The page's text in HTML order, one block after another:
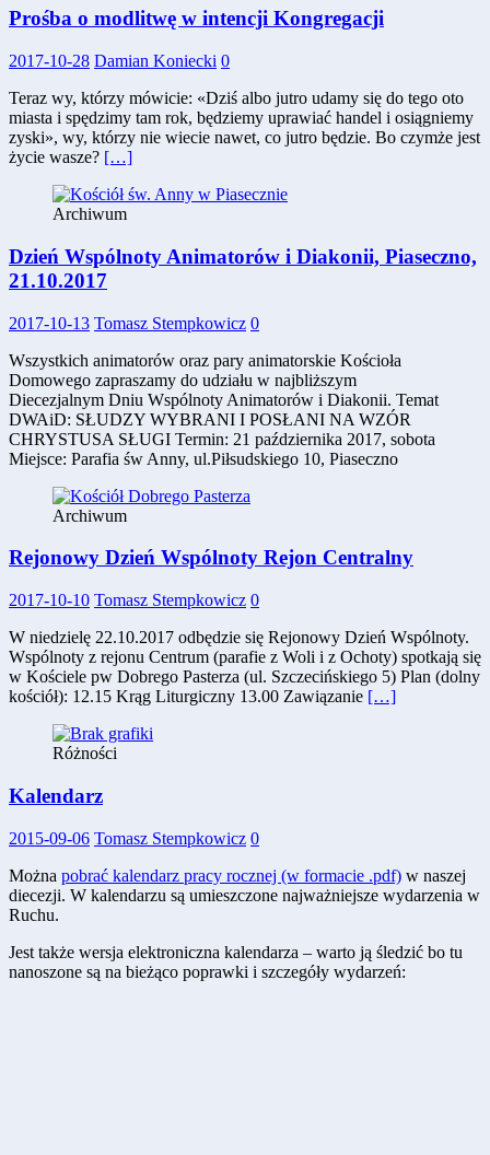
Prośba o modlitwę w intencji Kongregacji
2017-10-28 Damian Koniecki 0
Teraz wy, którzy mówicie: «Dziś albo jutro udamy się do tego oto
miasta i spędzimy tam rok, będziemy uprawiać handel i osiągniemy
zyski», wy, którzy nie wiecie nawet, co jutro będzie. Bo czymże jest
życie wasze? […]
Archiwum
Dzień Wspólnoty Animatorów i Diakonii, Piaseczno,
21.10.2017
2017-10-13 Tomasz Stempkowicz 0
Wszystkich animatorów oraz pary animatorskie Kościoła
Domowego zapraszamy do udziału w najbliższym
Diecezjalnym Dniu Wspólnoty Animatorów i Diakonii. Temat
DWAiD: SŁUDZY WYBRANI I POSŁANI NA WZÓR
CHRYSTUSA SŁUGI Termin: 21 października 2017, sobota
Miejsce: Parafia św Anny, ul.Piłsudskiego 10, Piaseczno
Archiwum
Rejonowy Dzień Wspólnoty Rejon Centralny
2017-10-10 Tomasz Stempkowicz 0
W niedzielę 22.10.2017 odbędzie się Rejonowy Dzień Wspólnoty.
Wspólnoty z rejonu Centrum (parafie z Woli i z Ochoty) spotkają się
w Kościele pw Dobrego Pasterza (ul. Szczecińskiego 5) Plan (dolny
kościół): 12.15 Krąg Liturgiczny 13.00 Zawiązanie […]
Różności
Kalendarz
2015-09-06 Tomasz Stempkowicz 0
Można pobrać kalendarz pracy rocznej (w formacie .pdf) w naszej
diecezji. W kalendarzu są umieszczone najważniejsze wydarzenia w
Ruchu.
Jest także wersja elektroniczna kalendarza – warto ją śledzić bo tu
nanoszone są na bieżąco poprawki i szczegóły wydarzeń: